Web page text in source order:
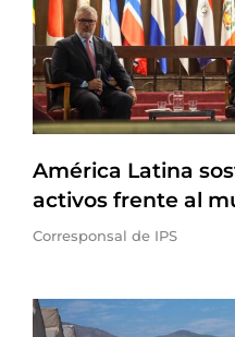
América Latina
activos frente al
Corresponsal de IPS